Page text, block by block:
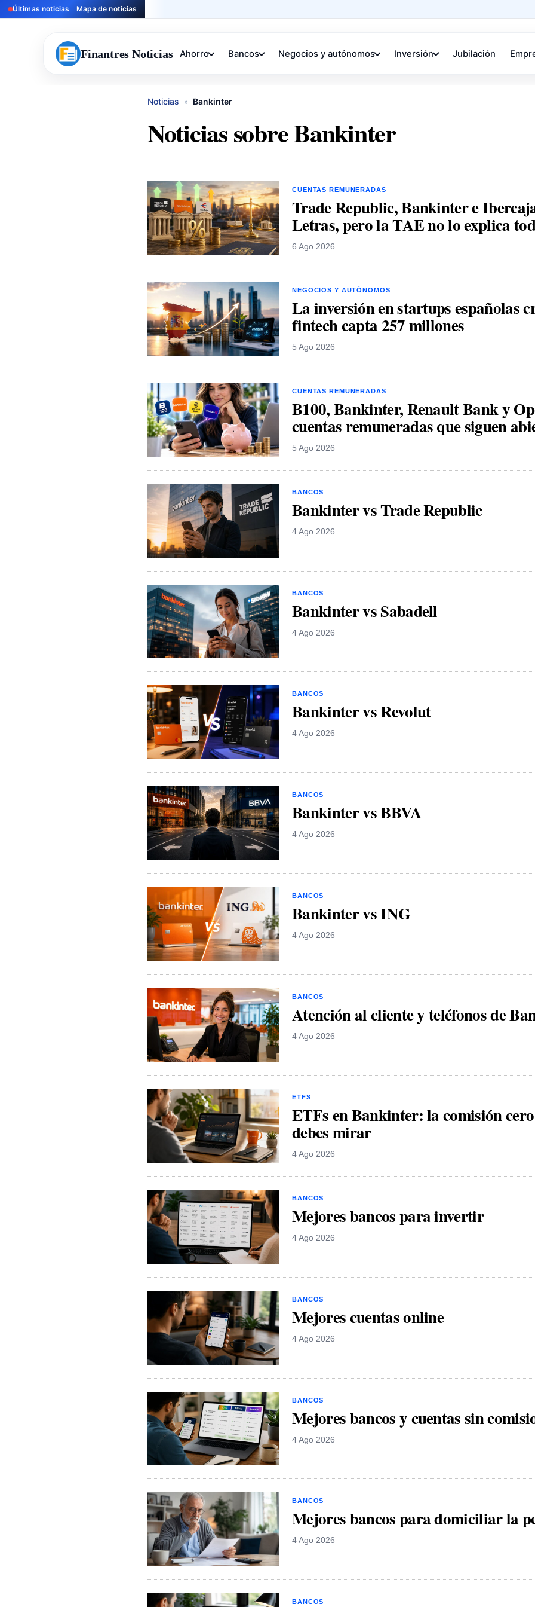
Últimas noticias Mapa de noticias
Finantres Noticias Ahorro Bancos Negocios y autónomos Inversión Jubilación
Noticias » Bankinter
Noticias sobre Bankinter
CUENTAS REMUNERADAS
Trade Republic, Bankinter e
Letras, pero la TAE no lo explica
6 Ago 2026
NEGOCIOS Y AUTÓNOMOS
La inversión en startups españolas
fintech capta 257 millones
5 Ago 2026
CUENTAS REMUNERADAS
B100, Bankinter, Renault Bank y
cuentas remuneradas que siguen
5 Ago 2026
BANCOS
Bankinter vs Trade Republic
4 Ago 2026
BANCOS
Bankinter vs Sabadell
4 Ago 2026
BANCOS
Bankinter vs Revolut
4 Ago 2026
BANCOS
Bankinter vs BBVA
4 Ago 2026
BANCOS
Bankinter vs ING
4 Ago 2026
BANCOS
Atención al cliente y teléfonos de
4 Ago 2026
ETFS
ETFs en Bankinter: la comisión
debes mirar
4 Ago 2026
BANCOS
Mejores bancos para invertir
4 Ago 2026
BANCOS
Mejores cuentas online
4 Ago 2026
BANCOS
Mejores bancos y cuentas sin
4 Ago 2026
BANCOS
Mejores bancos para domiciliar la
4 Ago 2026
BANCOS